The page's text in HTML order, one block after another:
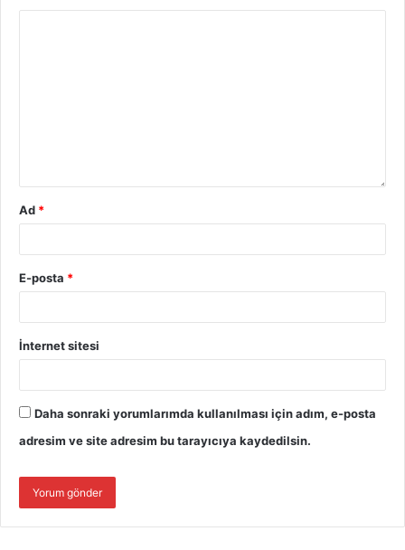
Ad *
E-posta *
İnternet sitesi
Daha sonraki yorumlarımda kullanılması için adım, e-posta
adresim ve site adresim bu tarayıcıya kaydedilsin.